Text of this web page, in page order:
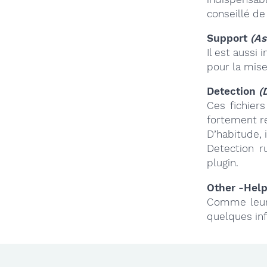
conseillé
Support
Il est aussi
pour la
Detection
Ces
fortement
Detection
plugin.
Other -
Comme
quelques